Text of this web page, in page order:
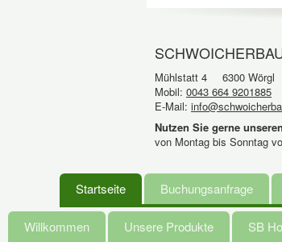
Mühlstatt 4
6300 Wörgl
Mobil: 0043 664 9201885
E-Mail:
Nutzen Sie gerne
von Montag bis Sonntag
Startseite Buchungsanfrage
Willkommen Unsere Produkte SB